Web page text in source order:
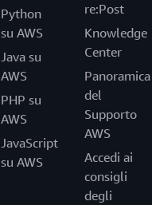
Python
su AWS
Java su
AWS
PHP su
AWS
JavaScript
su AWS
re:Post
Knowledge
Center
Panoramica
del
Supporto
AWS
Accedi ai
consigli
degli